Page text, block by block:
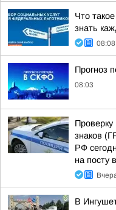
Что
знать
08:08
Прогноз
08:03
Проверку
знаков
РФ
на посту
В